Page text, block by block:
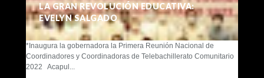
LA GRAN REVOLUCIÓN EDUCATIVA:
EVELYN SALGADO
*Inaugura la gobernadora la Primera Reunión Nacional de
Coordinadores y Coordinadoras de Telebachillerato Comunitario
2022 Acapul...